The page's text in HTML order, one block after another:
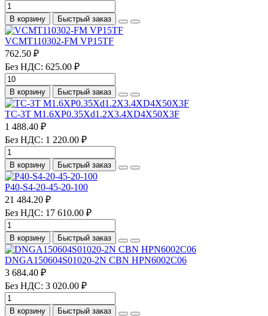
В корзину Быстрый заказ
VCMT110302-FM VP15TF
762.50 ₽
Без НДС: 625.00 ₽
В корзину Быстрый заказ
TC-3T M1.6XP0.35Xd1.2X3.4XD4X50X3F
1 488.40 ₽
Без НДС: 1 220.00 ₽
В корзину Быстрый заказ
P40-S4-20-45-20-100
21 484.20 ₽
Без НДС: 17 610.00 ₽
В корзину Быстрый заказ
DNGA150604S01020-2N CBN HPN6002C06
3 684.40 ₽
Без НДС: 3 020.00 ₽
В корзину Быстрый заказ